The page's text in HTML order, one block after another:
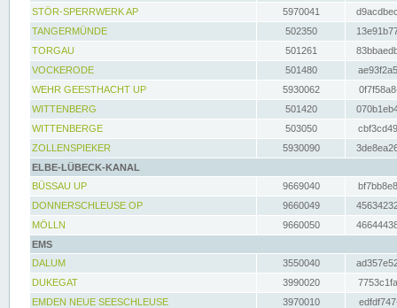
STÖR-SPERRWERK AP 5970041
TANGERMÜNDE
502350
TORGAU
501261
VOCKERODE
501480
WEHR GEESTHACHT UP
5930062
WITTENBERG
501420
WITTENBERGE
503050
ZOLLENSPIEKER
5930090
ELBE-LÜBECK-KANAL
BÜSSAU UP
9669040
DONNERSCHLEUSE OP
9660049
MÖLLN
9660050
EMS
DALUM
3550040
DUKEGAT
3990020
EMDEN NEUE SEESCHLEUSE
3970010